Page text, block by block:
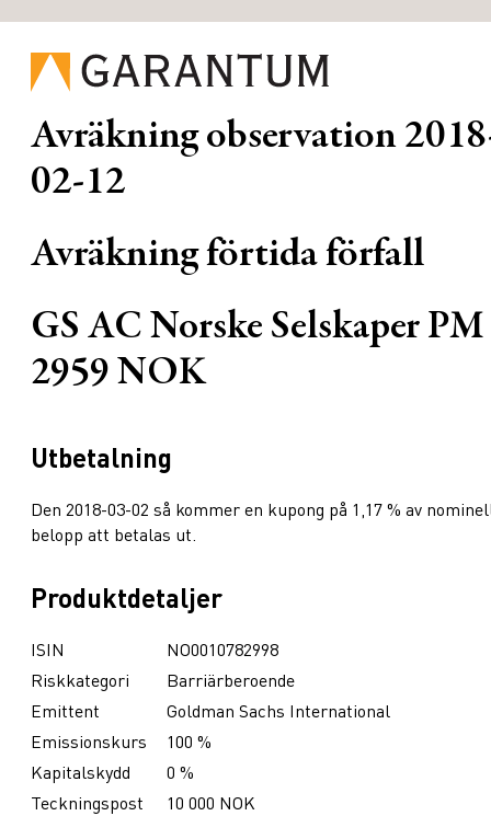
Avräkning observation
02-12
Avräkning förtida förfall
GS AC Norske Selskaper PM
2959 NOK
Utbetalning
Den 2018-03-02 så kommer en kupong på 1,17 % av
belopp att betalas ut.
Produktdetaljer
ISIN
NO0010782998
Riskkategori
Barriärberoende
Emittent
Goldman Sachs International
Emissionskurs
100 %
Kapitalskydd
0 %
Teckningspost
10 000 NOK